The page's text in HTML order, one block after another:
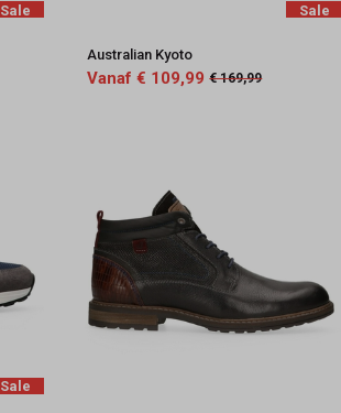
Sale Sale
Australian Kyoto
Vanaf € 109,99 € 169,99
Sale